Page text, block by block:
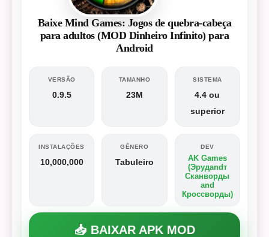
Baixe Mind Games: Jogos de quebra-cabeça
para adultos (MOD Dinheiro Infinito) para
Android
VERSÃO
0.9.5
TAMANHO
23M
SISTEMA
4.4 ou
superior
INSTALAÇÕES
10,000,000
GÊNERO
Tabuleiro
DEV
AK Games
(Эрудandт
Сканворды
and
Кроссворды)
📥 BAIXAR APK MOD